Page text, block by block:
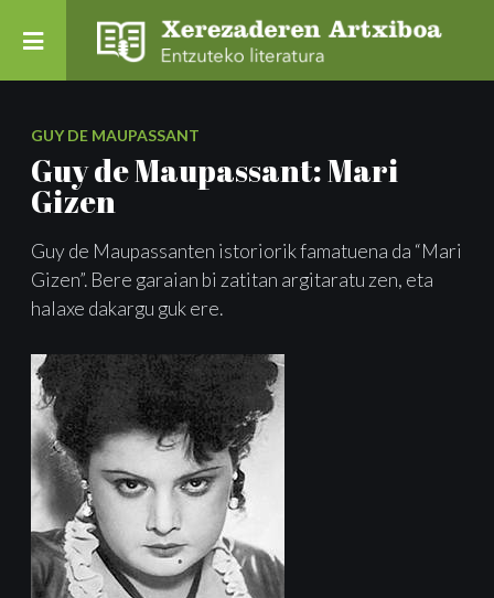
GUY DE MAUPASSANT
Guy de Maupassant: Mari
Gizen
Guy de Maupassanten istoriorik famatuena da “Mari
Gizen”. Bere garaian bi zatitan argitaratu zen, eta
halaxe dakargu guk ere.